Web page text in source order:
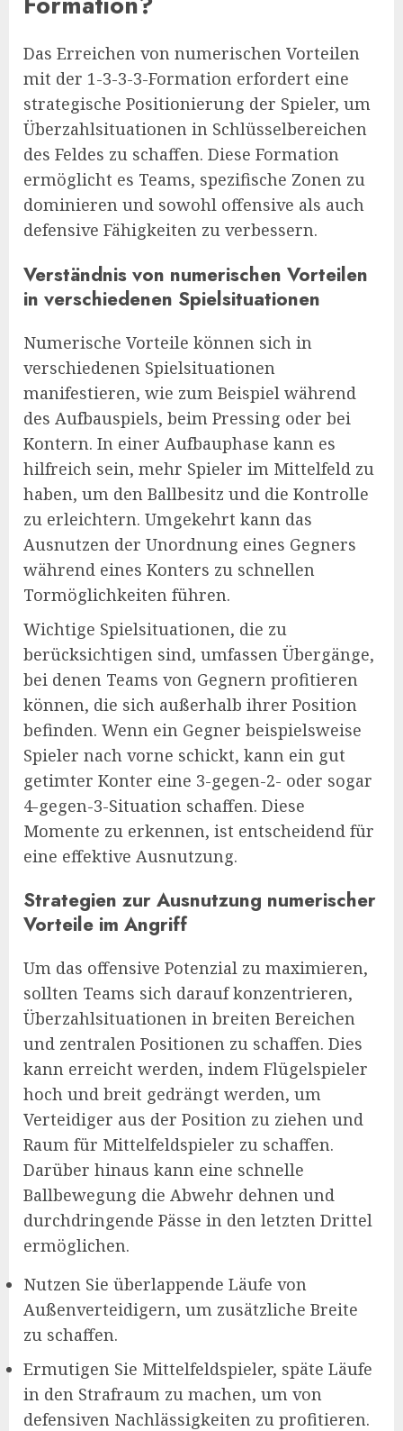
Das Erreichen von numerischen Vorteilen
mit der 1-3-3-3-Formation erfordert eine
strategische Positionierung der Spieler, um
Überzahlsituationen in Schlüsselbereichen
des Feldes zu schaffen. Diese Formation
ermöglicht es Teams, spezifische Zonen zu
dominieren und sowohl offensive als auch
defensive Fähigkeiten zu verbessern.
Verständnis von numerischen Vorteilen
in verschiedenen Spielsituationen
Numerische Vorteile können sich in
verschiedenen Spielsituationen
manifestieren, wie zum Beispiel während
des Aufbauspiels, beim Pressing oder bei
Kontern. In einer Aufbauphase kann es
hilfreich sein, mehr Spieler im Mittelfeld zu
haben, um den Ballbesitz und die Kontrolle
zu erleichtern. Umgekehrt kann das
Ausnutzen der Unordnung eines Gegners
während eines Konters zu schnellen
Tormöglichkeiten führen.
Wichtige Spielsituationen, die zu
berücksichtigen sind, umfassen Übergänge,
bei denen Teams von Gegnern profitieren
können, die sich außerhalb ihrer Position
befinden. Wenn ein Gegner beispielsweise
Spieler nach vorne schickt, kann ein gut
getimter Konter eine 3-gegen-2- oder sogar
4-gegen-3-Situation schaffen. Diese
Momente zu erkennen, ist entscheidend für
eine effektive Ausnutzung.
Strategien zur Ausnutzung numerischer
Vorteile im Angriff
Um das offensive Potenzial zu maximieren,
sollten Teams sich darauf konzentrieren,
Überzahlsituationen in breiten Bereichen
und zentralen Positionen zu schaffen. Dies
kann erreicht werden, indem Flügelspieler
hoch und breit gedrängt werden, um
Verteidiger aus der Position zu ziehen und
Raum für Mittelfeldspieler zu schaffen.
Darüber hinaus kann eine schnelle
Ballbewegung die Abwehr dehnen und
durchdringende Pässe in den letzten Drittel
ermöglichen.
Nutzen Sie überlappende Läufe von
Außenverteidigern, um zusätzliche Breite
zu schaffen.
Ermutigen Sie Mittelfeldspieler, späte Läufe
in den Strafraum zu machen, um von
defensiven Nachlässigkeiten zu profitieren.